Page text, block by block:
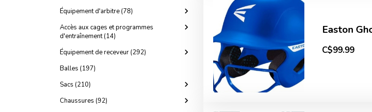
Équipement d'arbitre (78)
Accès aux cages et programmes
d'entraînement (14)
Équipement de receveur (292)
Balles (197)
Sacs (210)
Chaussures (92)
Easton
C$99.99